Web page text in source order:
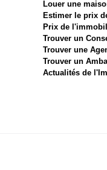
Louer une
Estimer le prix
Prix de
Trouver un
Trouver une
Trouver un
Actualités de